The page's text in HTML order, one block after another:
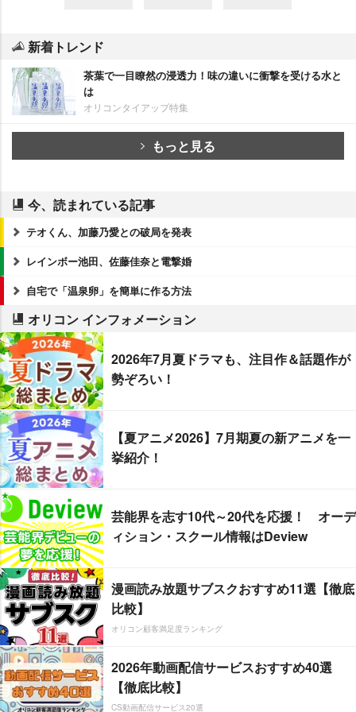
新着トレンド
茶葉で一目瞭然の浸透力！味の違いに衝撃を受ける水と
は
オリコンタイアップ特集
もっと見る
今、読まれている記事
テオくん、加藤乃愛との破局を発表
レインボー池田、佐藤佳奈と電撃婚
自宅で「温泉卵」を簡単に作る方法
オリコン インフォメーション
2026年7月夏ドラマも、注目作＆話題作が
勢ぞろい！
【夏アニメ2026】7月期夏の新アニメを一
挙紹介！
芸能界を志す10代～20代を応援！ オーデ
ィション・スクール情報はDeview
漫画読み放題サブスクおすすめ11選【徹底
比較】
オリコン顧客満足度ランキング
2026年動画配信サービスおすすめ40選
【徹底比較】
CS動画配信サービス20選